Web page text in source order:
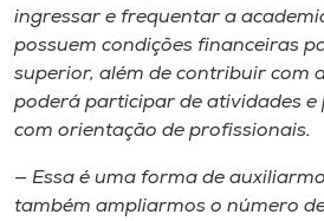
ingressar e frequentar a
possuem condições financeiras
superior, al​é​m de contribuir com
poderá participar de atividades e
com orientação de profissionais.
— Essa é uma forma de
também ampliarmos o número